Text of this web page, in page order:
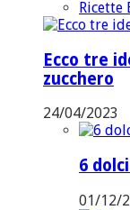
Ricette
Ecco tre
zucchero
24/04/2023
6
01/12/